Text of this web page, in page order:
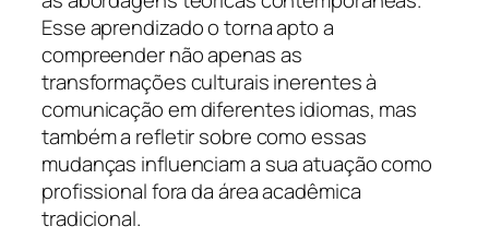
Esse aprendizado o torna apto a
compreender não apenas as
transformações culturais inerentes à
comunicação em diferentes idiomas, mas
também a refletir sobre como essas
mudanças influenciam a sua atuação como
profissional fora da área acadêmica
tradicional.